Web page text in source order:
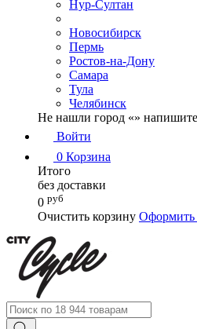
Нур-Султан
Новосибирск
Пермь
Ростов-на-Дону
Самара
Тула
Челябинск
Не нашли город «»
Войти
0 Корзина
Итого
без доставки
0 руб
Очистить корзину Оформить